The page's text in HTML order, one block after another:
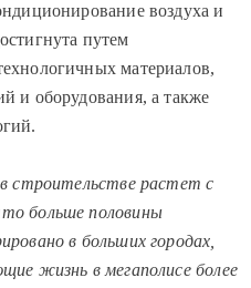
воздуха и
путем
материалов,
и оборудования, а также
строительстве растет с
больше половины
в больших городах,
жизнь в мегаполисе более